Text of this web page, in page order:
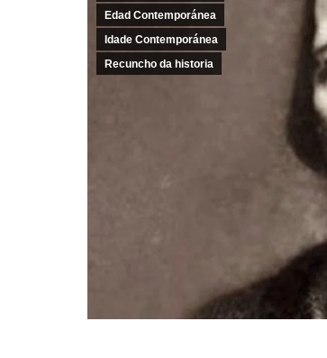
Edad Contemporánea
Idade Contemporánea
Recuncho da historia